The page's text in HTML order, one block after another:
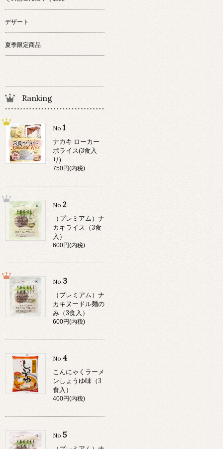
デザート
夏季限定商品
Ranking
No.1
ナカキ ローカー
ボライス(3食入
り)
750円(内税)
No.2
（プレミアム）ナ
カキライス（3食
入）
600円(内税)
No.3
（プレミアム）ナ
カキヌードル麺の
み（3食入）
600円(内税)
No.4
こんにゃくラーメ
ンしょうゆ味（3
食入）
400円(内税)
No.5